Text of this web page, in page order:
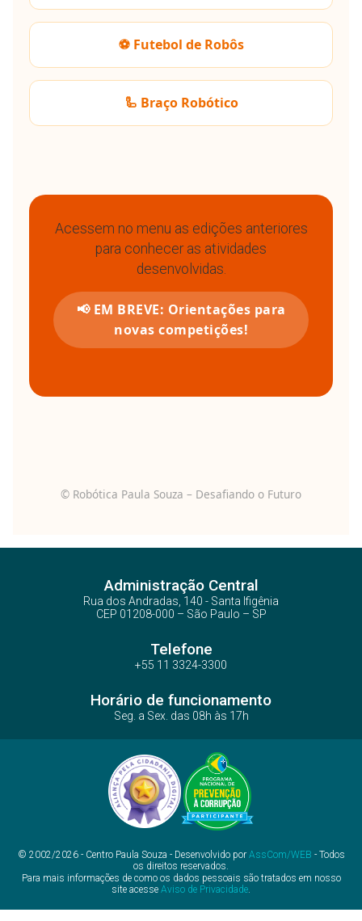
⚽ Futebol de Robôs
🦾 Braço Robótico
Acessem no menu as edições anteriores
para conhecer as atividades
desenvolvidas.
📢 EM BREVE: Orientações para
novas competições!
© Robótica Paula Souza – Desafiando o Futuro
Administração Central
Rua dos Andradas, 140 - Santa Ifigênia
CEP 01208-000 – São Paulo – SP
Telefone
+55 11 3324-3300
Horário de funcionamento
Seg. a Sex. das 08h às 17h
© 2002/2026 - Centro Paula Souza - Desenvolvido por AssCom/WEB - Todos
os direitos reservados.
Para mais informações de como os dados pessoais são tratados em nosso
site acesse Aviso de Privacidade.